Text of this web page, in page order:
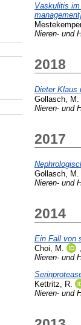
Vaskulitis
Nieren- und
2018
Dieter Klaus
Gollasch, M.
Nieren- und
2017
Gollasch, M.
Nieren- und
2014
Ein Fall von
Choi, M.
,
Nieren- und
Kettritz, R.
Nieren- und